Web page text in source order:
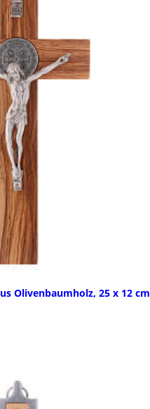
Olivenbaumholz, 25 x 12 cm